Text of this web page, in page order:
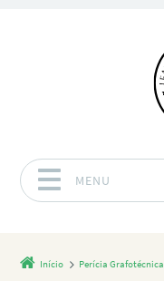
MENU
Início Perícia Grafotécnica